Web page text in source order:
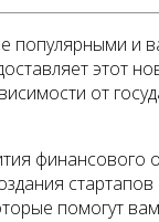
популярными
этот
от
помогут